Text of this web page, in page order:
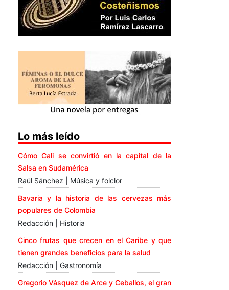
Lo más leído
Cómo Cali se convirtió en la capital de la
Salsa en Sudamérica
Raúl Sánchez | Música y folclor
Bavaria y la historia de las cervezas más
populares de Colombia
Redacción | Historia
Cinco frutas que crecen en el Caribe y que
tienen grandes beneficios para la salud
Redacción | Gastronomía
Gregorio Vásquez de Arce y Ceballos, el gran